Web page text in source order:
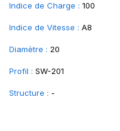
Indice de Charge : 100
Indice de Vitesse : A8
Diamètre : 20
Profil : SW-201
Structure : -